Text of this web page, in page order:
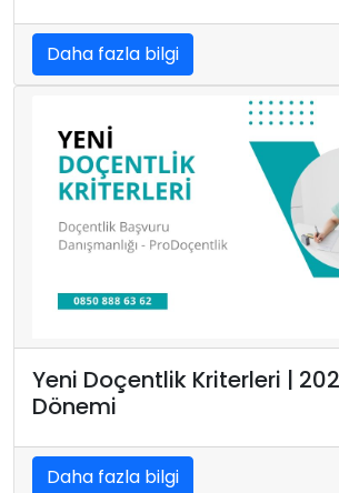
Daha fazla bilgi
Yeni Doçentlik Kriterleri |
Dönemi
Daha fazla bilgi